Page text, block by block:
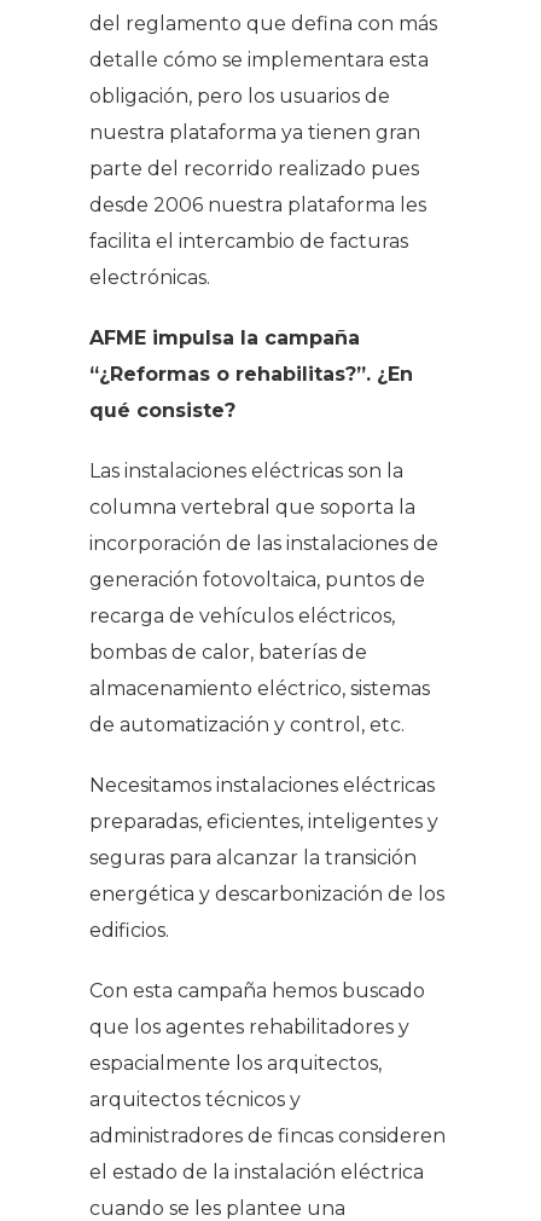
del reglamento que defina con más
detalle cómo se implementara esta
obligación, pero los usuarios de
nuestra plataforma ya tienen gran
parte del recorrido realizado pues
desde 2006 nuestra plataforma les
facilita el intercambio de facturas
electrónicas.
AFME impulsa la campaña
“¿Reformas o rehabilitas?”. ¿En
qué consiste?
Las instalaciones eléctricas son la
columna vertebral que soporta la
incorporación de las instalaciones de
generación fotovoltaica, puntos de
recarga de vehículos eléctricos,
bombas de calor, baterías de
almacenamiento eléctrico, sistemas
de automatización y control, etc.
Necesitamos instalaciones eléctricas
preparadas, eficientes, inteligentes y
seguras para alcanzar la transición
energética y descarbonización de los
edificios.
Con esta campaña hemos buscado
que los agentes rehabilitadores y
espacialmente los arquitectos,
arquitectos técnicos y
administradores de fincas consideren
el estado de la instalación eléctrica
cuando se les plantee una